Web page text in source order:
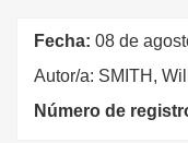
Fecha: 08 de
Autor/a: SMITH,
Número de